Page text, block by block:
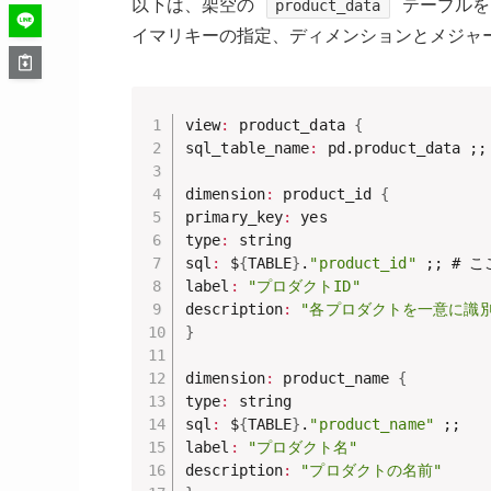
以下は、架空の product_data
テーブル
イマリキーの指定、ディメンションとメジ
view: product_data {
sql_table_name: pd.product_data ;;
dimension: product_id {
primary_key:
yes
type:
string
sql : ${TABLE} . "product_id" ;; # ここ
label :
"プロダクトID"
description:
"各プロダクトを一意に識
}
dimension: product_name {
type:
string
sql : ${TABLE} . "product_name" ;;
label :
"プロダクト名"
description:
"プロダクトの名前"